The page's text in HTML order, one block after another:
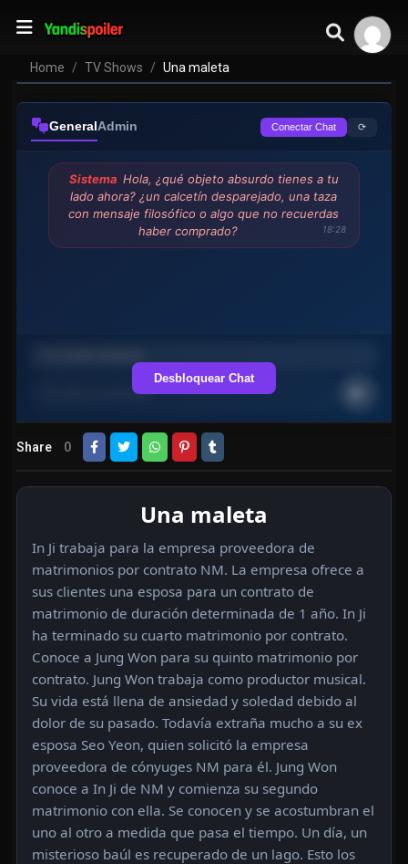
Home TV Shows Una maleta
GeneralAdmin Conectar Chat ⟳
Sistema Hola, ¿qué objeto absurdo tienes a tu
lado ahora? ¿un calcetín desparejado, una taza
con mensaje filosófico o algo que no recuerdas
haber comprado?
18:28
Desbloquear Chat
Share 0
Una maleta
In Ji trabaja para la empresa proveedora de
matrimonios por contrato NM. La empresa ofrece a
sus clientes una esposa para un contrato de
matrimonio de duración determinada de 1 año. In Ji
ha terminado su cuarto matrimonio por contrato.
Conoce a Jung Won para su quinto matrimonio por
contrato. Jung Won trabaja como productor musical.
Su vida está llena de ansiedad y soledad debido al
dolor de su pasado. Todavía extraña mucho a su ex
esposa Seo Yeon, quien solicitó la empresa
proveedora de cónyuges NM para él. Jung Won
conoce a In Ji de NM y comienza su segundo
matrimonio con ella. Se conocen y se acostumbran el
uno al otro a medida que pasa el tiempo. Un día, un
misterioso baúl es recuperado de un lago. Esto los